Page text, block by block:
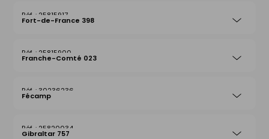
25815917
Fort-de-France 398
25815900
Franche-Comté 023
30236236
Fécamp
25820034
Gibraltar 757